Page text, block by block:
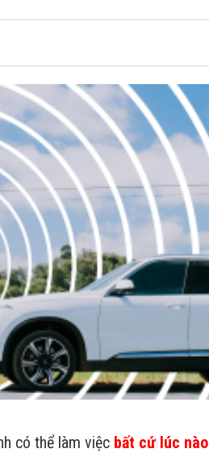
có thể làm việc bất cứ lúc nào